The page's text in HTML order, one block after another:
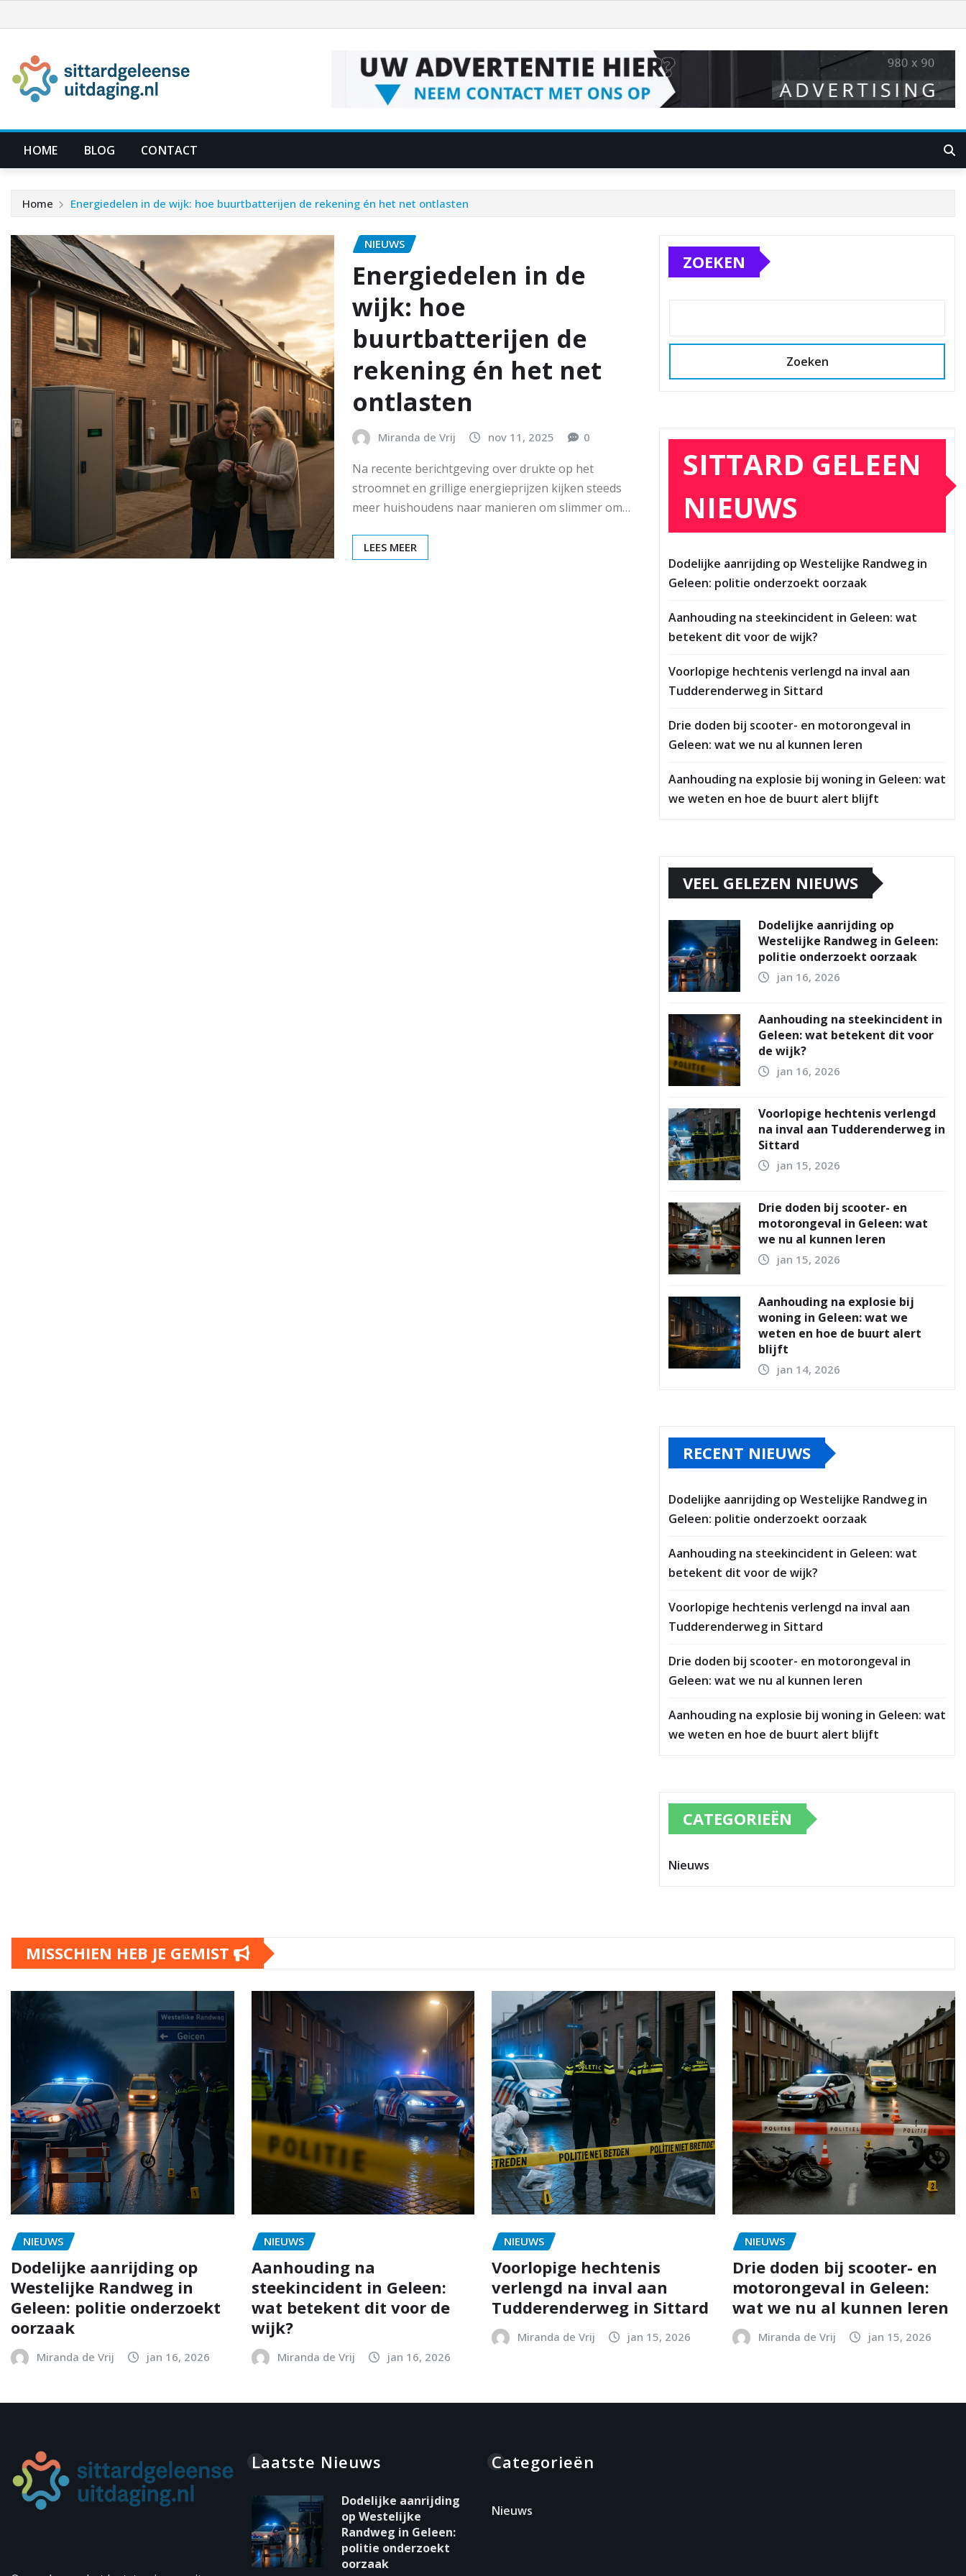
naar
inhoud
HOME BLOG CONTACT
Home Energiedelen in de wijk: hoe buurtbatterijen de rekening én het net ontlasten
NIEUWS
Energiedelen in de
wijk: hoe
buurtbatterijen de
rekening én het net
ontlasten
Miranda de Vrij nov 11, 2025 0
Na recente berichtgeving over drukte op het
stroomnet en grillige energieprijzen kijken steeds
meer huishoudens naar manieren om slimmer om…
LEES MEER
ZOEKEN
Zoeken
SITTARD GELEEN
NIEUWS
Dodelijke aanrijding op Westelijke Randweg in
Geleen: politie onderzoekt oorzaak
Aanhouding na steekincident in Geleen: wat
betekent dit voor de wijk?
Voorlopige hechtenis verlengd na inval aan
Tudderenderweg in Sittard
Drie doden bij scooter- en motorongeval in
Geleen: wat we nu al kunnen leren
Aanhouding na explosie bij woning in Geleen: wat
we weten en hoe de buurt alert blijft
VEEL GELEZEN NIEUWS
Dodelijke aanrijding op
Westelijke Randweg in Geleen:
politie onderzoekt oorzaak
jan 16, 2026
Aanhouding na steekincident in
Geleen: wat betekent dit voor
de wijk?
jan 16, 2026
Voorlopige hechtenis verlengd
na inval aan Tudderenderweg in
Sittard
jan 15, 2026
Drie doden bij scooter- en
motorongeval in Geleen: wat
we nu al kunnen leren
jan 15, 2026
Aanhouding na explosie bij
woning in Geleen: wat we
weten en hoe de buurt alert
blijft
jan 14, 2026
RECENT NIEUWS
Dodelijke aanrijding op Westelijke Randweg in
Geleen: politie onderzoekt oorzaak
Aanhouding na steekincident in Geleen: wat
betekent dit voor de wijk?
Voorlopige hechtenis verlengd na inval aan
Tudderenderweg in Sittard
Drie doden bij scooter- en motorongeval in
Geleen: wat we nu al kunnen leren
Aanhouding na explosie bij woning in Geleen: wat
we weten en hoe de buurt alert blijft
CATEGORIEËN
Nieuws
MISSCHIEN HEB JE GEMIST
NIEUWS
Dodelijke aanrijding op
Westelijke Randweg in
Geleen: politie onderzoekt
oorzaak
Miranda de Vrij jan 16, 2026
NIEUWS
Aanhouding na
steekincident in Geleen:
wat betekent dit voor de
wijk?
Miranda de Vrij jan 16, 2026
NIEUWS
Voorlopige hechtenis
verlengd na inval aan
Tudderenderweg in Sittard
Miranda de Vrij jan 15, 2026
NIEUWS
Drie doden bij scooter- en
motorongeval in Geleen:
wat we nu al kunnen leren
Miranda de Vrij jan 15, 2026
Laatste Nieuws
Dodelijke aanrijding
op Westelijke
Randweg in Geleen:
politie onderzoekt
oorzaak
Categorieën
Nieuws